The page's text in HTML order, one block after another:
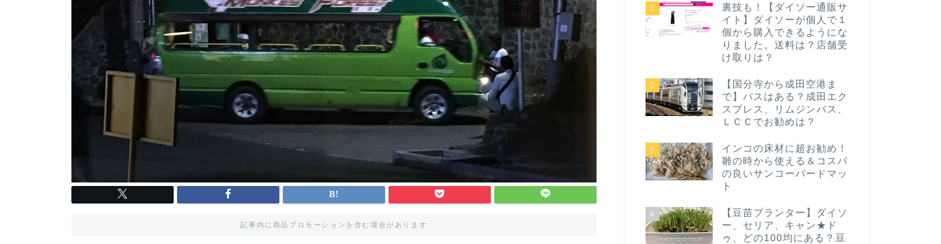
記事内に商品プロモーションを含む場合があります
1
裏技も！【ダイソー通販サ
イト】ダイソーが個人で１
個から購入できるようにな
りました。送料は？店舗受
け取りは？
2
【国分寺から成田空港ま
で】バスはある？成田エク
スプレス、リムジンバス、
ＬＣＣでお勧めは？
3
インコの床材に超お勧め！
雛の時から使える＆コスパ
の良いサンコーバードマッ
ト
4
【豆苗プランター】ダイソ
ー、セリア、キャン★ド
ゥ、どの100均にある？豆